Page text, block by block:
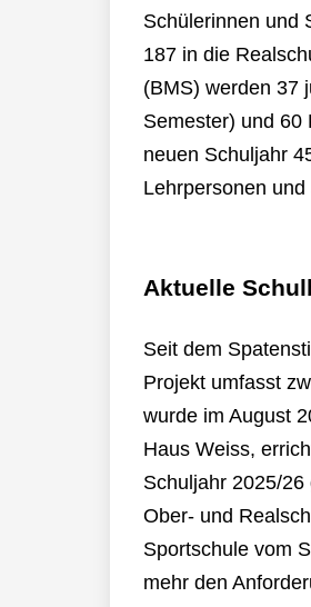
Schülerinnen und
187 in die
(BMS) werden 37
Semester) und 60
neuen Schuljahr
Lehrpersonen
Aktuelle
Seit dem
Projekt umfasst
wurde im August
Haus Weiss,
Schuljahr 2025/
Ober- und
Sportschule vom
mehr den